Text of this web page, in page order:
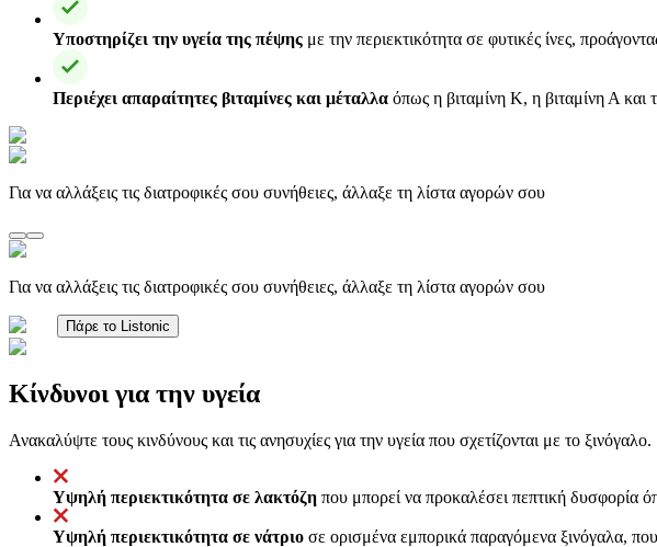
Υποστηρίζει την υγεία της πέψης με την περιεκτικότητα σε φυτικές ίνες,
Περιέχει απαραίτητες βιταμίνες και μέταλλα όπως η βιταμίνη Κ, η βιταμίνη Α και
Για να αλλάξεις τις διατροφικές σου συνήθειες, άλλαξε τη λίστα αγορών σου
Για να αλλάξεις τις διατροφικές σου συνήθειες, άλλαξε τη λίστα αγορών σου
Πάρε το Listonic
Κίνδυνοι για την υγεία
Ανακαλύψτε τους κινδύνους και τις ανησυχίες για την υγεία που σχετίζονται με το ξινόγαλο.
Υψηλή περιεκτικότητα σε λακτόζη που μπορεί να προκαλέσει πεπτική δυσφορία
Υψηλή περιεκτικότητα σε νάτριο σε ορισμένα εμπορικά παραγόμενα ξινόγαλα,